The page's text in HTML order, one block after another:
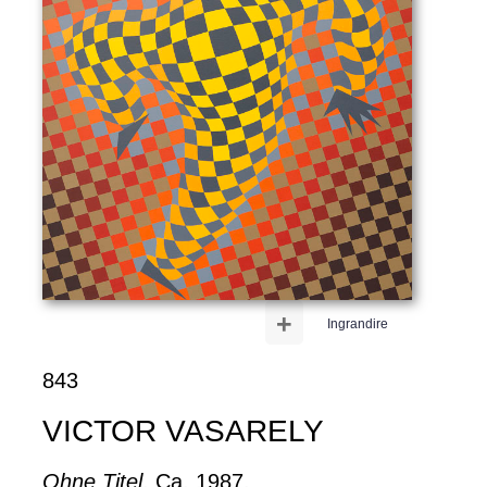
Ingrandire
+
843
VICTOR VASARELY
Ohne Titel, Ca. 1987.